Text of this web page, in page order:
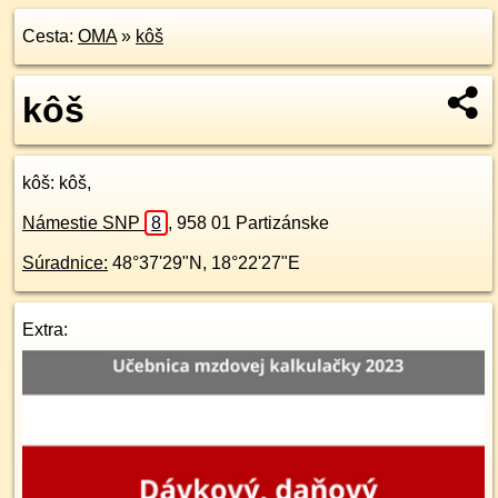
Cesta: OMA» kôš
kôš
kôš: kôš,
Námestie SNP 8 , 958 01 Partizánske
Súradnice: 48°37'29"N , 18°22'27"E
Extra: